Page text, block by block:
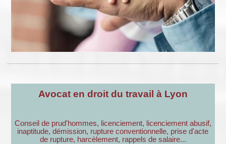
Avocat en droit du travail à Lyon
Conseil de prud'hommes, licenciement, licenciement abusif,
inaptitude, démission, rupture conventionnelle, prise d'acte
de rupture, harcèlement, rappels de salaire...